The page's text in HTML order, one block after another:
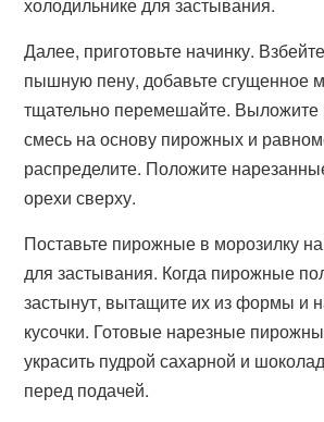
Далее, приготовьте начинку.
пышную пену, добавьте сгущенное
тщательно перемешайте. Выложите
смесь на основу пирожных и
распределите. Положите
орехи сверху.
Поставьте пирожные в морозилку
для застывания. Когда пирожные
застынут, вытащите их из формы и
кусочки. Готовые нарезные
украсить пудрой сахарной и
перед подачей.